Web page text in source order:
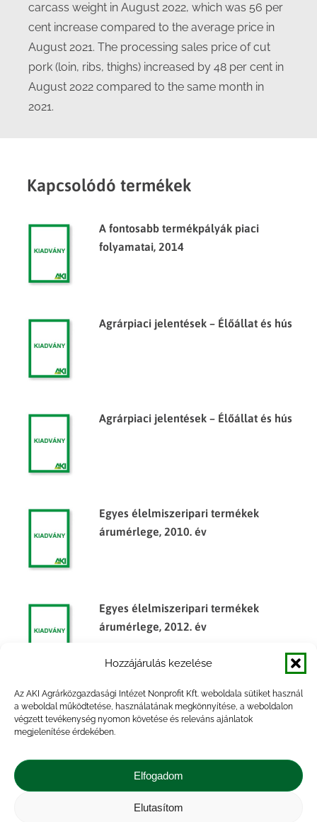
Hozzájárulás kezelése
Az AKI Agrárközgazdasági Intézet Nonprofit Kft. weboldala sütiket használ
a weboldal működtetése, használatának megkönnyítése, a weboldalon
végzett tevékenység nyomon követése és releváns ajánlatok
megjelenítése érdekében.
Elfogadom
Elutasítom
carcass weight in August 2022, which was 56 per
cent increase compared to the average price in
August 2021. The processing sales price of cut
pork (loin, ribs, thighs) increased by 48 per cent in
August 2022 compared to the same month in
2021.
Kapcsolódó termékek
A fontosabb termékpályák piaci
folyamatai, 2014
Agrárpiaci jelentések – Élőállat és hús
Agrárpiaci jelentések – Élőállat és hús
Egyes élelmiszeripari termékek
árumérlege, 2010. év
Egyes élelmiszeripari termékek
árumérlege, 2012. év
Egyes élelmiszeripari termékek
árumérlege, 2013. félév
Kapcsolat |